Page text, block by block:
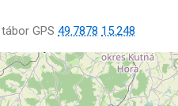
GPS 49.7878 15.248